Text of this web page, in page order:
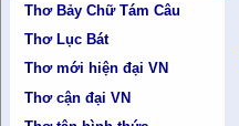
Thơ Bảy Chữ Tám Câu
Thơ Lục Bát
Thơ mới hiện đại VN
Thơ cận đại VN